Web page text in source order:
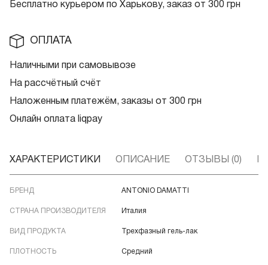
Бесплатно курьером по Харькову, заказ от 300 грн
ОПЛАТА
Наличными при самовывозе
На рассчётный счёт
Наложенным платежём, заказы от 300 грн
Онлайн оплата liqpay
ХАРАКТЕРИСТИКИ ОПИСАНИЕ ОТЗЫВЫ (0)
БРЕНД ANTONIO DAMATTI
СТРАНА ПРОИЗВОДИТЕЛЯ Италия
ВИД ПРОДУКТА Трехфазный гель-лак
ПЛОТНОСТЬ Средний